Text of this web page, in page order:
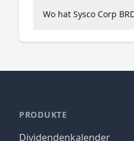
Wo hat Sysco Corp
PRODUKTE
Dividendenkalender